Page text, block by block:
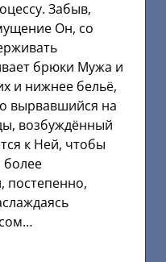
Забыв,
Он, со
брюки Мужа и
и нижнее бельё,
вырвавшийся на
возбуждённый
к Ней, чтобы
более
постепенно,